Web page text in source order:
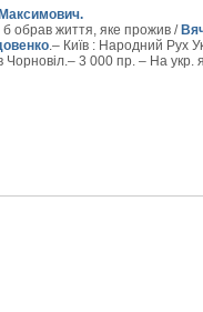
обрав життя, яке прожив /
.– Київ : Народний Рух
Чорновіл.– 3 000 пр. – На укр.